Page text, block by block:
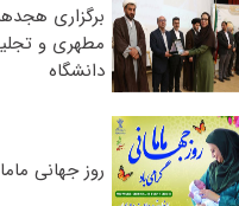
برگزاری
مطهری و
دانشگاه
روز جهانی